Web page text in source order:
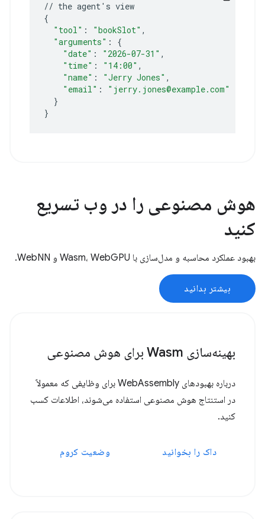
// the agent' s
{
"tool" : "bookSlot"
"arguments" :
{
"date" : "2026-07-31"
"time" : "14:00"
"name" : "Jerry Jones"
"email" :
"jerry.jones@example.com"
}
}
هوش مصنوعی را در وب تسریع
کنید
بهبود عملکرد محاسبه و مدل‌سازی با Wasm، WebGPU و WebNN.
بیشتر بدانید
بهینه‌سازی Wasm برای هوش مصنوعی
درباره بهبودهای WebAssembly برای وظایفی که معمولاً
در استنتاج هوش مصنوعی استفاده می‌شوند، اطلاعات کسب
کنید.
داک را بخوانید وضعیت کروم